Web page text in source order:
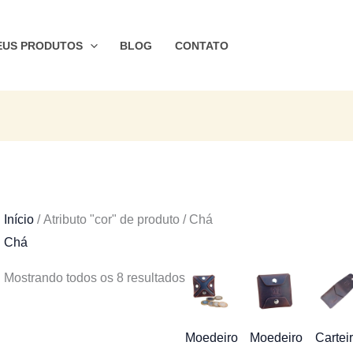
PRODUTOS BLOG CONTATO
Início/ Atributo "cor" de produto / Chá
Chá
Mostrando todos os 8 resultados
Moedeiro
Moedeiro